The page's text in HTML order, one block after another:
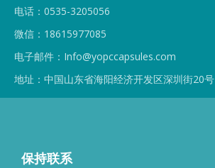
电话：0535-3205056
微信：18615977085
电子邮件：Info@yopccapsules.com
地址：中国山东省海阳经济开发区深圳街20号
保持联系